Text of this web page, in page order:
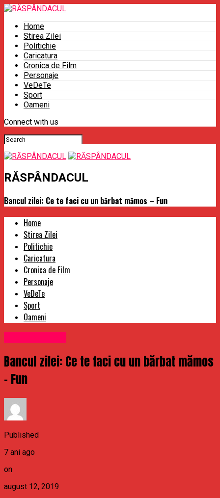
Home
Stirea Zilei
Politichie
Caricatura
Cronica de Film
Personaje
VeDeTe
Sport
Oameni
Connect with us
RĂSPÂNDACUL
Bancul zilei: Ce te faci cu un bărbat mămos – Fun
Home
Stirea Zilei
Politichie
Caricatura
Cronica de Film
Personaje
VeDeTe
Sport
Oameni
Bancul zilei: Ce te faci cu un bărbat mămos
– Fun
Published
7 ani ago
on
august 12, 2019